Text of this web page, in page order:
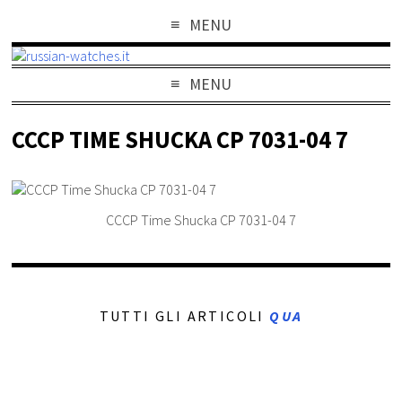
MENU
MENU
CCCP TIME SHUCKA CP 7031-04 7
CCCP Time Shucka CP 7031-04 7
TUTTI GLI ARTICOLI QUA